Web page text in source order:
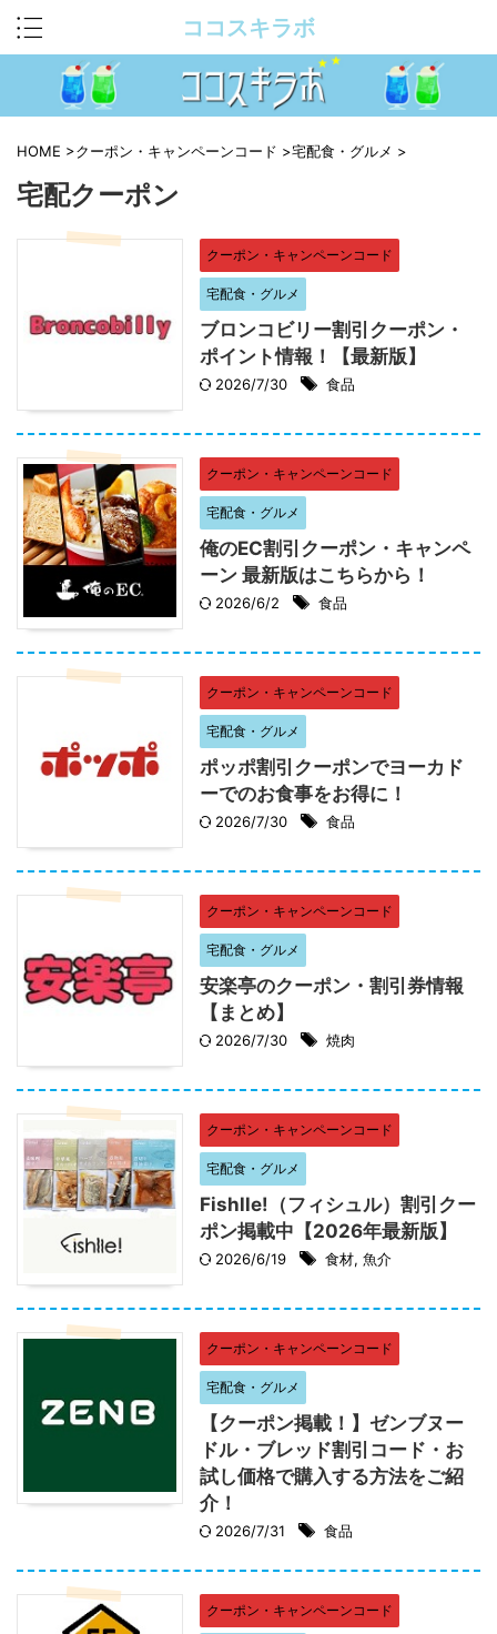
ココスキラボ
HOME >クーポン・キャンペーンコード >宅配食・グルメ >
宅配クーポン
クーポン・キャンペーンコード
宅配食・グルメ
ブロンコビリー割引クーポン・
ポイント情報！【最新版】
2026/7/30 食品
クーポン・キャンペーンコード
宅配食・グルメ
俺のEC割引クーポン・キャンペ
ーン 最新版はこちらから！
2026/6/2 食品
クーポン・キャンペーンコード
宅配食・グルメ
ポッポ割引クーポンでヨーカド
ーでのお食事をお得に！
2026/7/30 食品
クーポン・キャンペーンコード
宅配食・グルメ
安楽亭のクーポン・割引券情報
【まとめ】
2026/7/30 焼肉
クーポン・キャンペーンコード
宅配食・グルメ
Fishlle!（フィシュル）割引クー
ポン掲載中【2026年最新版】
2026/6/19 食材, 魚介
クーポン・キャンペーンコード
宅配食・グルメ
【クーポン掲載！】ゼンブヌー
ドル・ブレッド割引コード・お
試し価格で購入する方法をご紹
介！
2026/7/31 食品
クーポン・キャンペーンコード